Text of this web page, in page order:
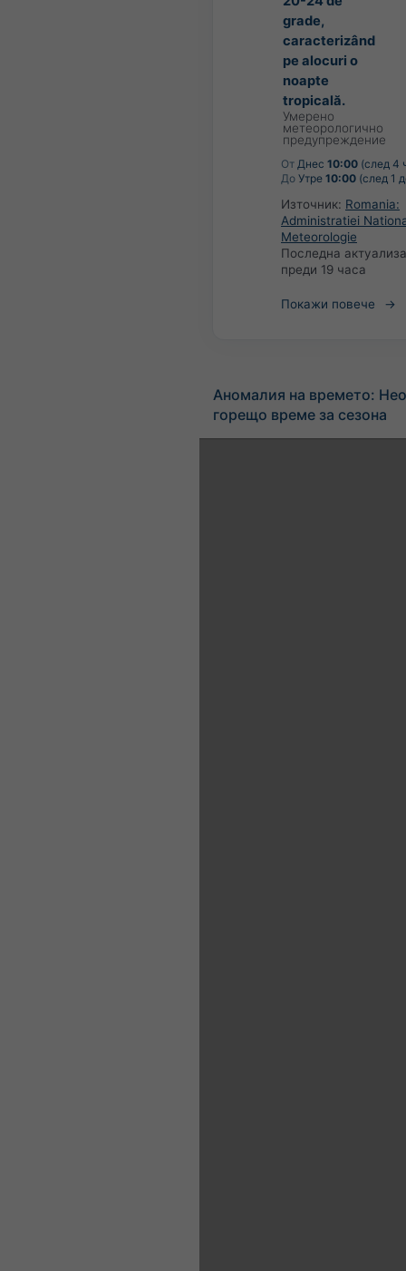
grade,
caracterizând
pe alocuri o
noapte
tropicală.
Умерено
метеорологично
предупреждение
От Днес 10:00 (след 4
До Утре 10:00 (след 1
Източник: Romania:
Administratiei
Meteorologie
Последна
преди 19 часа
Покажи повече
Аномалия на времето:
горещо време за сезона